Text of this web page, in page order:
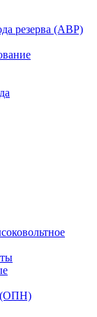
резерва (АВР)